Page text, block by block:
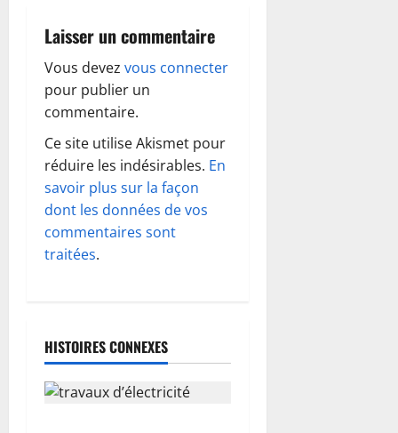
t
i
o
n
d
’
a
t
i
Laisser un commentaire
Vous devez vous connecter
pour publier un
commentaire.
Ce site utilise Akismet pour
réduire les indésirables. En
savoir plus sur la façon
dont les données de vos
commentaires sont
traitées.
HISTOIRES CONNEXES